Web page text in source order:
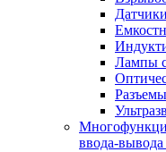
Лампы
ввода-